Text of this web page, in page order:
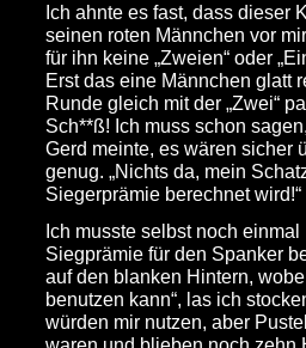
Ich ahnte es fast, dass dieser
seinen roten Männchen vor
für ihn keine „Zweien“ oder
Erst das eine Männchen glatt
Runde gleich mit der „Zwei“
Sch**ß! Ich muss schon
Gerd meinte, es wären sicher
genug. „Nichts da, mein
Siegerprämie berechnet wird!“
Ich musste selbst noch
Siegprämie für den Spanker
auf den blanken Hintern,
benutzen kann“, las ich
würden mir nutzen, aber